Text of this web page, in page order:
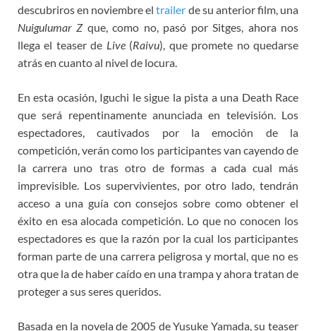
descubriros en noviembre eltrailer de su anterior film, una
Nuigulumar Zque, como no, pasó por Sitges, ahora nos
llega el teaser de Live(Raivu), que promete no quedarse
atrás en cuanto al nivel de locura.
En esta ocasión, Iguchi le sigue la pista a una Death Race
que será repentinamente anunciada en televisión. Los
espectadores, cautivados por la emoción de la
competición, verán como los participantes van cayendo de
la carrera uno tras otro de formas a cada cual más
imprevisible. Los supervivientes, por otro lado, tendrán
acceso a una guía con consejos sobre como obtener el
éxito en esa alocada competición. Lo que no conocen los
espectadores es que la razón por la cual los participantes
forman parte de una carrera peligrosa y mortal, que no es
otra que la de haber caído en una trampa y ahora tratan de
proteger a sus seres queridos.
Basada en la novela de 2005 de Yusuke Yamada, su teaser